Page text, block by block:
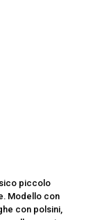
piccolo
Modello con
con polsini,